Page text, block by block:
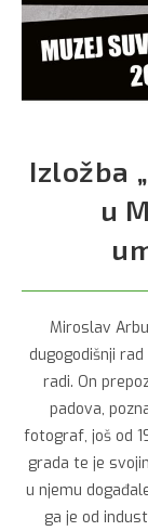
Izložba
u
Miroslav
dugogodišnji
radi. On
padova,
fotograf, još od
grada te je
u njemu
ga je od